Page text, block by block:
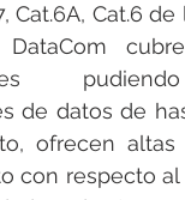
Cat.6A, Cat.6
DataCom
de datos de
ofrecen altas
con respecto